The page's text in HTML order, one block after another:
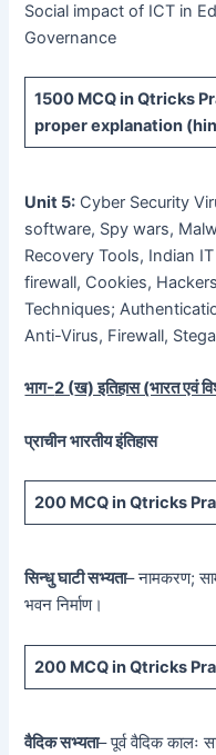
Social impact of ICT in
Governance
1500 MCQin Qtricks
proper explanation
Unit 5: Cyber Security
software, Spy wars,
Recovery Tools, Indian
firewall, Cookies,
Techniques;
Anti-Virus, Firewall,
भाग-2 (ख) इतिहास (भारत एवं
प्राचीन भारतीय इंतिहास
200 MCQin Qtricks
सिन्धु घाटी सभ्यता– नामकरण;
भवन निर्माण।
200 MCQin Qtricks
वैदिक सभ्यता– पूर्व वैदिक कालः